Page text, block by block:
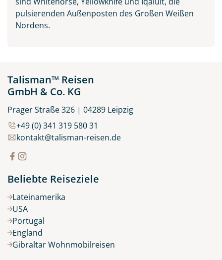
pulsierenden Außenposten des Großen Weißen
Nordens.
Talisman™ Reisen
GmbH & Co. KG
Prager Straße 326 | 04289 Leipzig
+49 (0) 341 319 580 31
kontakt@talisman-reisen.de
Beliebte Reiseziele
Lateinamerika
USA
Portugal
England
Gibraltar Wohnmobilreisen